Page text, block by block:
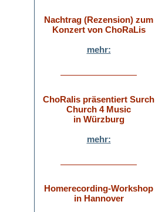
Nachtrag (Rezension) zum
Konzert von ChoRaLis
mehr:
ChoRalis präsentiert Surch
Church 4 Music
in Würzburg
mehr:
Homerecording-Workshop
in Hannover